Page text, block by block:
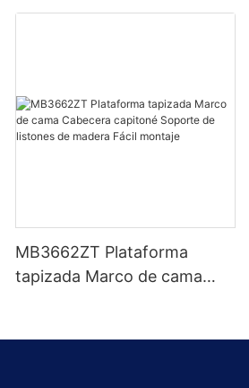
MB3662ZT Plataforma
tapizada Marco de cama